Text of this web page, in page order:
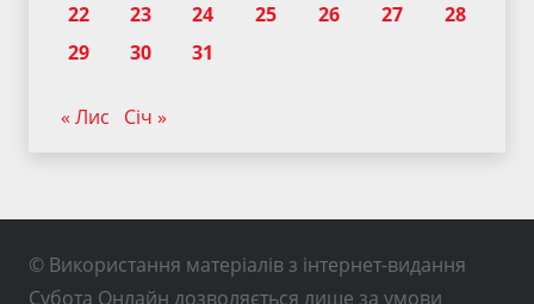
22
23 24 25 26 27
28
29
30 31
« Лис Січ »
© Використання матеріалів з інтернет-видання
Субота Онлайн дозволяється лише за умови